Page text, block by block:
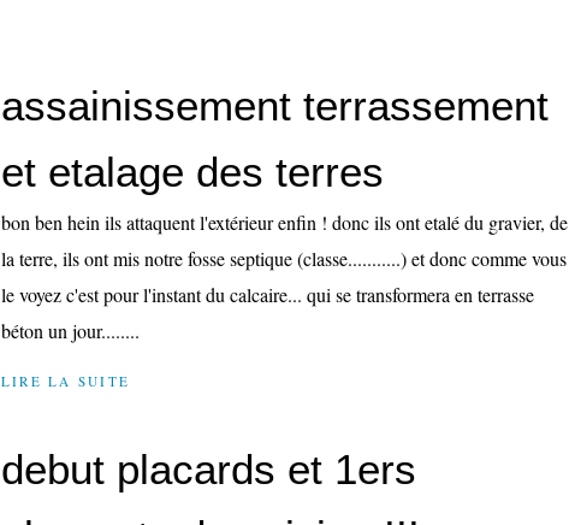
assainissement terrassement
et etalage des terres
bon ben hein ils attaquent l'extérieur enfin ! donc ils ont etalé du gravier, de
la terre, ils ont mis notre fosse septique (classe...........) et donc comme vous
le voyez c'est pour l'instant du calcaire... qui se transformera en terrasse
béton un jour........
LIRE LA SUITE
debut placards et 1ers